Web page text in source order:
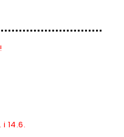
14.6.